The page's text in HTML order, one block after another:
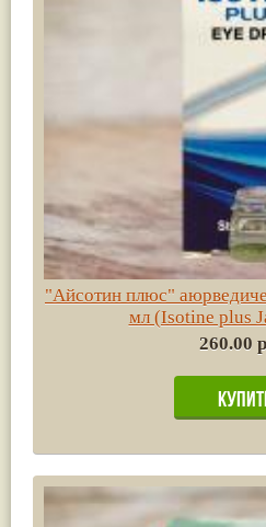
"Айсотин плюс"
мл (Isotine plus
260.00